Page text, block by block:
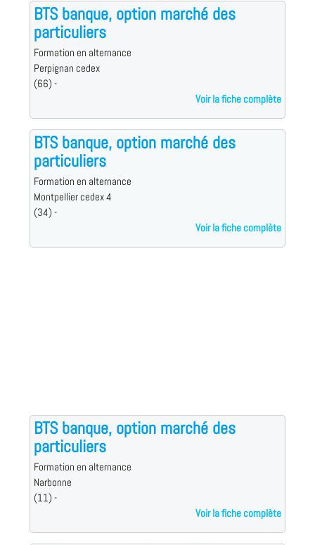
BTS banque, option marché des
particuliers
Formation en alternance
Perpignan cedex
(66) -
Voir la fiche complète
BTS banque, option marché des
particuliers
Formation en alternance
Montpellier cedex 4
(34) -
Voir la fiche complète
BTS banque, option marché des
particuliers
Formation en alternance
Narbonne
(11) -
Voir la fiche complète